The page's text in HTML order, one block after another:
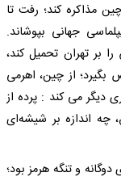
مذاکره کند؛ رفت تا
جهانی بپوشاند.
بر تهران تحمیل کند،
از چین، اهرمی
دیگر می کند : پرده از
اندازه بر شیشه‌ای
و تنگه هرمز بود؛